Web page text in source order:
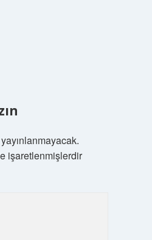
işaretlenmişlerdir